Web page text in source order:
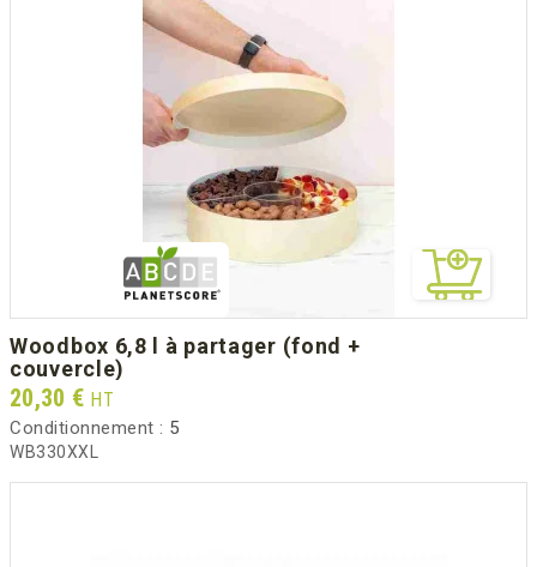
woodbox 6,8 l à partager (fond +
couvercle)
Prix
20,30 € HT
Conditionnement : 5
WB330XXL